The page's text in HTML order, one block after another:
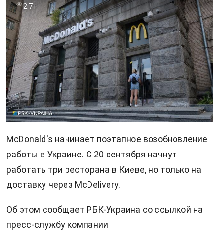
2.7т
McDonald's начинает поэтапное возобновление
работы в Украине. С 20 сентября начнут
работать три ресторана в Киеве, но только на
доставку через McDelivery.
Об этом сообщает РБК-Украина со ссылкой на
пресс-службу компании.